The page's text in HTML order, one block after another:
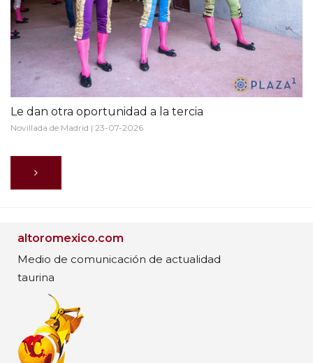
Le dan otra oportunidad a la tercia
Novillada de Madrid | 23-07-2026
altoromexico.com
Medio de comunicación de actualidad
taurina